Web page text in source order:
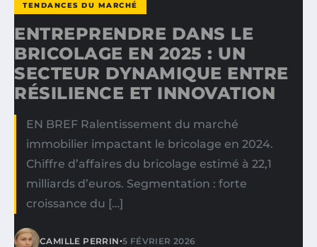
TENDANCES DU MARCHÉ
ENTREPRENDRE DANS LE
BRICOLAGE EN 2025 : UN
SECTEUR DYNAMIQUE ENTRE
RÉSILIENCE ET INNOVATION
EN BREF Ralentissement du marché
immobilier impactant le bricolage en 2024.
Chiffre d’affaires du bricolage estimé à 22,1
milliards d’euros. Segmentation : forte
croissance du […]
CAMILLE PERRIN•5 FÉVRIER 2026